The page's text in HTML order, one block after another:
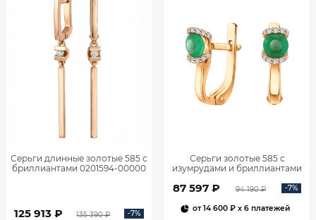
Серьги длинные золотые 585 с
бриллиантами 0201594-00000
125 913 ₽ 135 390 ₽ -7%
Серьги золотые 585 с
изумрудами и бриллиантами
87 597 ₽ 94 190 ₽ -7%
от14 600 ₽ x 6 платежей